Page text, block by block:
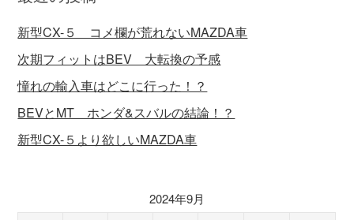
新型CX-５ コメ欄が荒れないMAZDA車
次期フィットはBEV 大転換の予感
憧れの輸入車はどこに行った！？
BEVとMT ホンダ&スバルの結論！？
新型CX-５より欲しいMAZDA車
2024年9月